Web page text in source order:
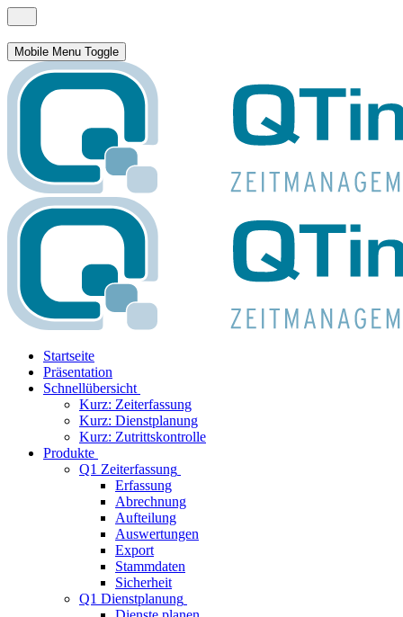
Mobile Menu Toggle
Startseite
Präsentation
Schnellübersicht
Kurz: Zeiterfassung
Kurz: Dienstplanung
Kurz: Zutrittskontrolle
Produkte
Q1 Zeiterfassung
Erfassung
Abrechnung
Aufteilung
Auswertungen
Export
Stammdaten
Sicherheit
Q1 Dienstplanung